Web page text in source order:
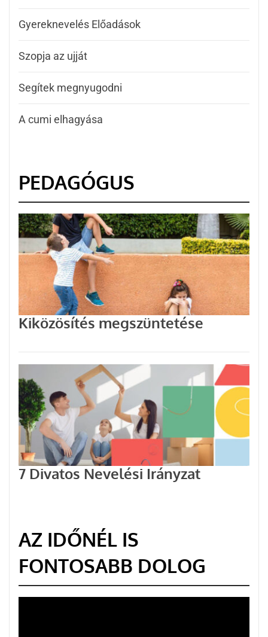
Gyereknevelés Előadások
Szopja az ujját
Segítek megnyugodni
A cumi elhagyása
PEDAGÓGUS
Kiközösítés megszüntetése
7 Divatos Nevelési Irányzat
AZ IDŐNÉL IS
FONTOSABB DOLOG